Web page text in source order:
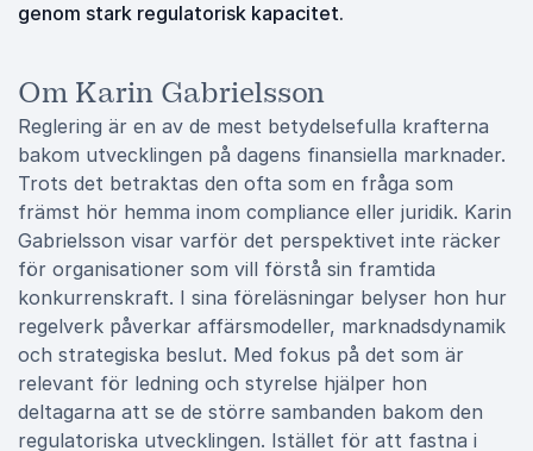
genom stark regulatorisk kapacitet.
Om Karin Gabrielsson
Reglering är en av de mest betydelsefulla krafterna
bakom utvecklingen på dagens finansiella marknader.
Trots det betraktas den ofta som en fråga som
främst hör hemma inom compliance eller juridik. Karin
Gabrielsson visar varför det perspektivet inte räcker
för organisationer som vill förstå sin framtida
konkurrenskraft. I sina föreläsningar belyser hon hur
regelverk påverkar affärsmodeller, marknadsdynamik
och strategiska beslut. Med fokus på det som är
relevant för ledning och styrelse hjälper hon
deltagarna att se de större sambanden bakom den
regulatoriska utvecklingen. Istället för att fastna i